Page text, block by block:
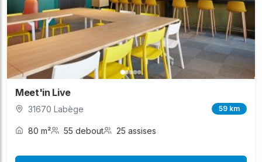
Meet'in Live
31670 Labège 59 km
80 m² 55 debout 25 assises